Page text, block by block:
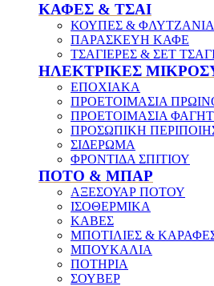
ΚΑΦΕΣ & ΤΣΑΙ
ΚΟΥΠΕΣ & ΦΛΥΤΖΑΝΙΑ
ΠΑΡΑΣΚΕΥΗ ΚΑΦΕ
ΤΣΑΓΙΕΡΕΣ & ΣΕΤ
ΗΛΕΚΤΡΙΚΕΣ
ΕΠΟΧΙΑΚΑ
ΠΡΟΕΤΟΙΜΑΣΙΑ
ΠΡΟΕΤΟΙΜΑΣΙΑ
ΠΡΟΣΩΠΙΚΗ
ΣΙΔΕΡΩΜΑ
ΦΡΟΝΤΙΔΑ ΣΠΙΤΙΟΥ
ΠΟΤΟ & ΜΠΑΡ
ΑΞΕΣΟΥΑΡ ΠΟΤΟΥ
ΙΣΟΘΕΡΜΙΚΑ
ΚΑΒΕΣ
ΜΠΟΤΙΛΙΕΣ &
ΜΠΟΥΚΑΛΙΑ
ΠΟΤΗΡΙΑ
ΣΟΥΒΕΡ